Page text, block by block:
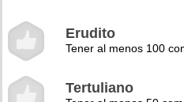
Erudito
Tener al menos 100
Tertuliano